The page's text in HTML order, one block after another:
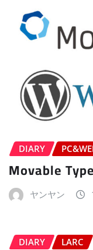
DIARY
Movable
ヤンヤン
DIARY LARC